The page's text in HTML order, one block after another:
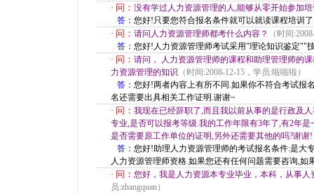
· 问： 没有学过人力资源管理的人,能够从零开始参加培
答： 您好!只要您符合报名条件就可以就读课程培训
· 问： 请问人力资源管理师都考什么内容？
（时间
答： 您好!人力资源管理师考试采用"理论知识鉴定""
· 问： 请问， 人力资源管理师的课程和助理管理师的
力资源管理的知识 （时间:2008-12-15，学员:啦啦啦）
答： 您好!两者内容上有所不同.如果你不符合考试报
名还需要出具相关工作证明.谢谢~
· 问： 我现在已经辞职了,而且我以前从事的是行政及
专业,是否可以报考等级.我的工作年限有3年了,有2年
是否需要原工作单位的证明,另外还需要其他的吗?谢谢!
答： 您好!助理人力资源管理师的考试报名条件:是大
人力资源管理师资格.如果您还有任何问题需要咨询,如
· 问： 您好，我是人力资源本专业毕业，本科，从事
员:zhangquan）